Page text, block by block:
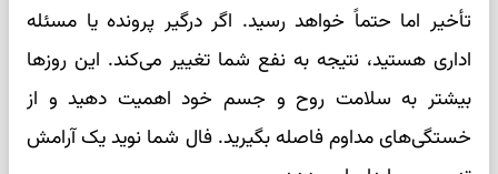
تأخیر اما حتماً خواهد رسید. اگر درگیر پرونده یا مسئله
اداری هستید، نتیجه به نفع شما تغییر می‌کند. این روزها
بیشتر به سلامت روح و جسم خود اهمیت دهید و از
خستگی‌های مداوم فاصله بگیرید. فال شما نوید یک آرامش